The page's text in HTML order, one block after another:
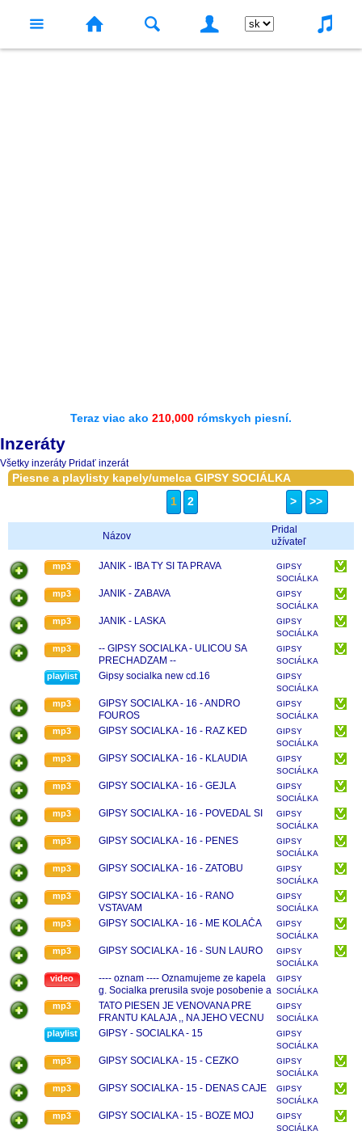
Teraz viac ako 210,000 rómskych piesní.
Inzeráty
Všetky inzeráty Pridať inzerát
Piesne a playlisty kapely/umelca GIPSY SOCIÁLKA
1
2 > >>
Názov
Pridal
užívateľ
mp3 JANIK - IBA TY SI TA PRAVA
GIPSY
SOCIÁLKA
mp3 JANIK - ZABAVA
GIPSY
SOCIÁLKA
mp3 JANIK - LASKA
GIPSY
SOCIÁLKA
mp3
-- GIPSY SOCIALKA - ULICOU SA
PRECHADZAM --
GIPSY
SOCIÁLKA
playlist Gipsy socialka new cd.16
GIPSY
SOCIÁLKA
mp3
GIPSY SOCIALKA - 16 - ANDRO
FOUROS
GIPSY
SOCIÁLKA
mp3 GIPSY SOCIALKA - 16 - RAZ KED
GIPSY
SOCIÁLKA
mp3 GIPSY SOCIALKA - 16 - KLAUDIA
GIPSY
SOCIÁLKA
mp3 GIPSY SOCIALKA - 16 - GEJLA
GIPSY
SOCIÁLKA
mp3 GIPSY SOCIALKA - 16 - POVEDAL SI
GIPSY
SOCIÁLKA
mp3 GIPSY SOCIALKA - 16 - PENES
GIPSY
SOCIÁLKA
mp3 GIPSY SOCIALKA - 16 - ZATOBU
GIPSY
SOCIÁLKA
mp3
GIPSY SOCIALKA - 16 - RANO
VSTAVAM
GIPSY
SOCIÁLKA
mp3 GIPSY SOCIALKA - 16 - ME KOLAČA
GIPSY
SOCIÁLKA
mp3 GIPSY SOCIALKA - 16 - SUN LAURO
GIPSY
SOCIÁLKA
video
---- oznam ---- Oznamujeme ze kapela
g. Socialka prerusila svoje posobenie a
to na dobu neurcitu, takze nevolajte,
neberieme ziadne akcie!!! Ked budu
zmeny dame vediet. Dakujeme
GIPSY
SOCIÁLKA
mp3
TATO PIESEN JE VENOVANA PRE
FRANTU KALAJA ,, NA JEHO VECNU
PAMIATKU - G.SOCIALKA
GIPSY
SOCIÁLKA
playlist GIPSY - SOCIALKA - 15
GIPSY
SOCIÁLKA
mp3 GIPSY SOCIALKA - 15 - CEZKO
GIPSY
SOCIÁLKA
mp3 GIPSY SOCIALKA - 15 - DENAS CAJE
GIPSY
SOCIÁLKA
mp3 GIPSY SOCIALKA - 15 - BOZE MOJ
GIPSY
SOCIÁLKA